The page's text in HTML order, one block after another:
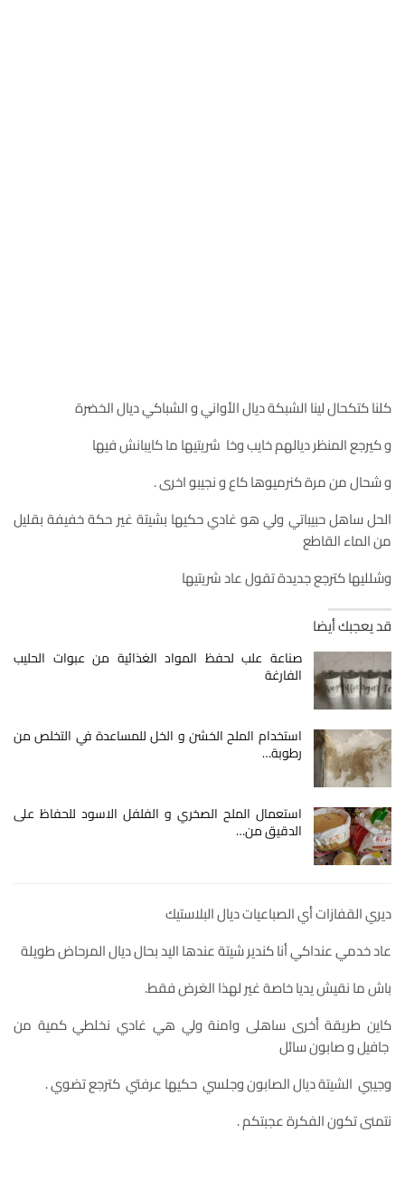
كلنا كتكحال لينا الشبكة ديال الأواني و الشباكي ديال الخضرة
و كيرجع المنظر ديالهم خايب وخا شريتيها ما كايبانش فيها
و شحال من مرة كنرميوها كاع و نجيبو اخرى .
الحل ساهل حبيباتي ولي هو غادي حكيها بشيتة غير حكة خفيفة بقليل
من الماء القاطع
وشلليها كترجع جديدة تقول عاد شريتيها
قد يعجبك أيضا
صناعة علب لحفظ المواد الغذائية من عبوات الحليب
الفارغة
استخدام الملح الخشن و الخل للمساعدة في التخلص من
رطوبة…
استعمال الملح الصخري و الفلفل الاسود للحفاظ على
الدقيق من…
ديري القفازات أي الصباعيات ديال البلاستيك
عاد خدمي عنداكي أنا كندير شيتة عندها اليد بحال ديال المرحاض طويلة
باش ما نقيش يديا خاصة غير لهذا الغرض فقط.
كاين طريقة أخرى ساهلى وامنة ولي هي غادي نخلطي كمية من
جافيل و صابون سائل
وجيبي الشيتة ديال الصابون وجلسي حكيها عرفتي كترجع تضوي .
نتمنى تكون الفكرة عجبتكم .